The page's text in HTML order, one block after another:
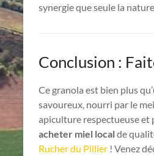
synergie que seule la
Conclusion :
Ce granola est bien plus
savoureux, nourri par le
apiculture respectueuse et
acheter miel localde
Rucher du Pillier ! Venez